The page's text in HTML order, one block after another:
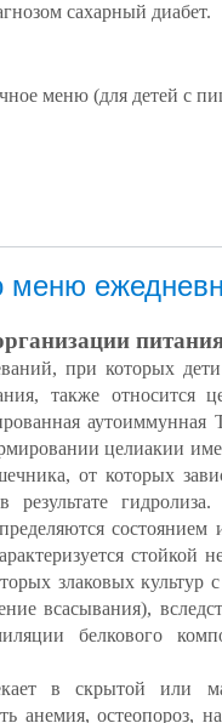
сахарный диабет.
меню (для детей с
при которых
также относится
аутоиммунная
целиакии
от которых
стойкой
злаковых культур
всасывания),
белкового
в скрытой или
анемия, остеопороз,